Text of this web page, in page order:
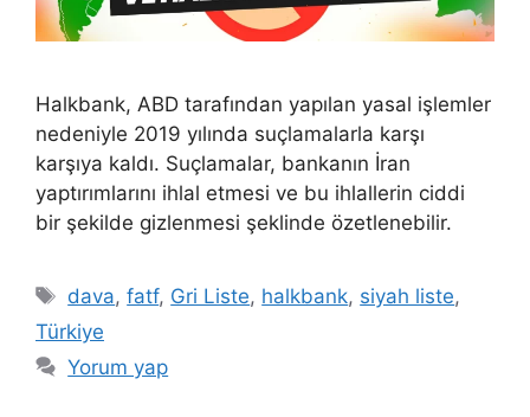
Halkbank, ABD tarafından yapılan yasal işlemler
nedeniyle 2019 yılında suçlamalarla karşı
karşıya kaldı. Suçlamalar, bankanın İran
yaptırımlarını ihlal etmesi ve bu ihlallerin ciddi
bir şekilde gizlenmesi şeklinde özetlenebilir.
Etiketler
dava,fatf, Gri Liste, halkbank, siyah liste,
Türkiye
Yorum yap